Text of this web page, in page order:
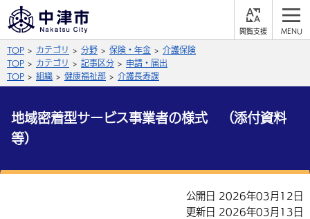
やさしい日本語
ふりがなをつける
文字の大きさ
拡大 標準
公式SNS
Facebook
サイト内検索
TOP カテゴリ 分野 保険・年金
介護保険
TOP
カテゴリ 記事区分
申請・届出
TOP
組織 健康福祉部 介護長寿課
地域密着型サービス事業者の様式 （添付資料
等）
公開日 2026年03月12日
更新日 2026年03月13日